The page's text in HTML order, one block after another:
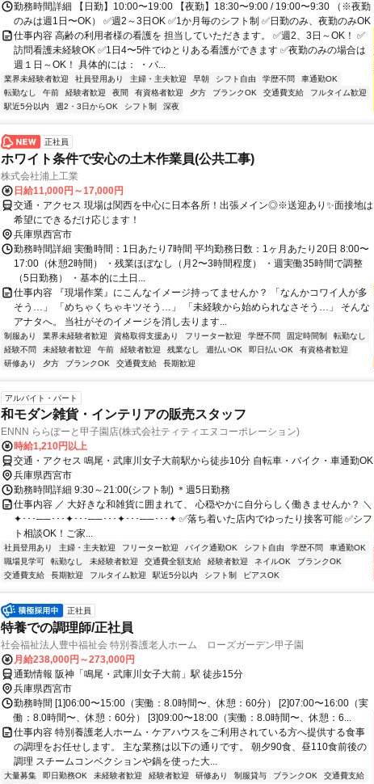
勤務時間詳細 【日勤】10:00〜19:00 【夜勤】18:30〜9:00 / 19:00〜9:30 （※夜勤
のみは週1日〜OK） ✅週2～3日OK ✅1か月毎のシフト制 ✅日勤のみ、夜勤のみOK
仕事内容 高齢の利用者様の看護を 担当していただきます。 ✅週2、3日～OK！ ✅
訪問看護未経験OK ✅1日4〜5件でゆとりある看護ができます ✅夜勤のみの場合は
週１日～OK！ 具体的には： ・バ...
業界未経験者歓迎 社員登用あり 主婦・主夫歓迎 早朝 シフト自由 学歴不問
車通勤OK
転勤なし
午前 経験者歓迎 夜間 有資格者歓迎 夕方 ブランクOK 交通費支給
フルタイム歓迎
駅近5分以内
週2・3日からOK シフト制 深夜
正社員
ホワイト条件で安心の土木作業員(公共工事)
株式会社浦上工業
日給11,000円～17,000円
交通・アクセス 現場は関西を中心に日本各所！出張メイン◎※送迎あり✨面接地は
希望にできるだけ応じます！
兵庫県西宮市
勤務時間詳細 実働時間：1日あたり7時間 平均勤務日数：1ヶ月あたり20日 8:00〜
17:00（休憩2時間） ・残業ほぼなし（⽉2〜3時間程度） ・週実働35時間で調整
（5日勤務） ・基本的に土日...
仕事内容 『現場作業』にこんなイメージ持ってませんか？ 「なんかコワイ人が多
そう…」 「めちゃくちゃキツそう…」 「未経験から始められなさそう…」 そんな
アナタへ。 当社がそのイメージを消し去ります...
制服あり 業界未経験者歓迎 資格取得支援あり フリーター歓迎 学歴不問 固定時間制
転勤なし
経験不問
未経験者歓迎 午前 経験者歓迎 残業なし 週払いOK 即日払いOK
有資格者歓迎
研修あり
夕方 ブランクOK 交通費支給 長期歓迎
アルバイト・パート
和モダン雑貨・インテリアの販売スタッフ
ENNN ららぽーと甲子園店(株式会社ティティエヌコーポレーション)
時給1,210円以上
交通・アクセス 鳴尾・武庫川女子大前駅から徒歩10分 自転車・バイク・車通勤OK
兵庫県西宮市
勤務時間詳細 9:30～21:00(シフト制) ＊週5日勤務
仕事内容 ／ 大好きな和雑貨に囲まれて、 心穏やかに自分らしく働きませんか？ ＼
✦･･･──･･･✦･･･──･･･✦･･･──･･･✦ ✅落ち着いた店内でゆったり接客可能 ✅シフ
ト相談OK！ご家...
社員登用あり 主婦・主夫歓迎 フリーター歓迎 バイク通勤OK シフト自由 学歴不問
車通勤OK
職場見学可
転勤なし 未経験者歓迎 交通費全額支給 経験者歓迎 ネイルOK
ブランクOK
交通費支給
長期歓迎 フルタイム歓迎 駅近5分以内 シフト制 ピアスOK
正社員
特養での調理師/正社員
社会福祉法人豊中福祉会 特別養護老人ホーム ローズガーデン甲子園
月給238,000円～273,000円
通勤情報 阪神「鳴尾・武庫川女子大前」駅 徒歩15分
兵庫県西宮市
勤務時間 [1]06:00〜15:00（実働：8.0時間〜、休憩：60分） [2]07:00〜16:00（実
働：8.0時間〜、休憩：60分） [3]09:00〜18:00（実働：8.0時間〜、休憩：6...
仕事内容 特別養護老人ホーム・ケアハウスをご利用されている方へ提供する食事
の調理をお任せします。 主な業務は以下の通りです。 朝夕90食、昼110食前後の
調理 スチームコンベクションや鍋を使った大...
大量募集 即日勤務OK 未経験者歓迎 経験者歓迎 研修あり 制服貸与 ブランクOK
交通費支給